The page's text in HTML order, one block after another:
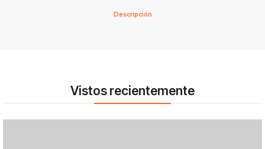
Descripción
Vistos recientemente